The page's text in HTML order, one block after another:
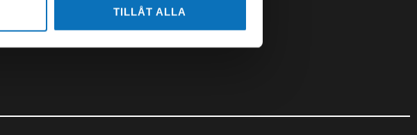
TILLÅT ALLA